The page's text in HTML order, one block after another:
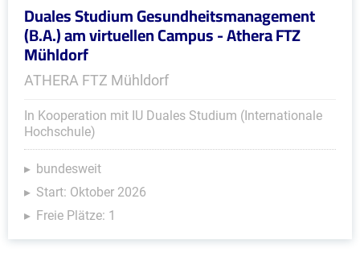
Duales Studium Gesundheitsmanagement
(B.A.) am virtuellen Campus - Athera FTZ
Mühldorf
ATHERA FTZ Mühldorf
In Kooperation mit IU Duales Studium (Internationale
Hochschule)
bundesweit
Start: Oktober 2026
Freie Plätze: 1